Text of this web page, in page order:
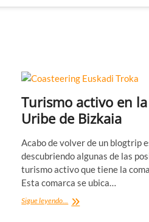
Turismo activo en
Uribe de Bizkaia
Acabo de volver de un blogtrip
descubriendo algunas de las
turismo activo que tiene la
Esta comarca se ubica…
Sigue leyendo... Turismo